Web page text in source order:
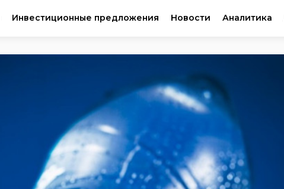
Инвестиционные предложения Новости Аналитика